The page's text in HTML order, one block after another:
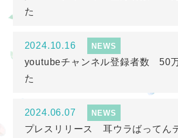
た
2024.10.16 NEWS
youtubeチャンネル登録者数 50
た
2024.06.07 NEWS
プレスリリース 耳ウラばってん